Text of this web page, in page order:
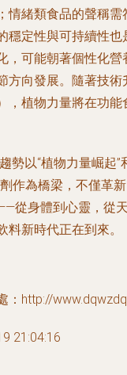
情緒類食品的聲稱
穩定性與可持續性
，可能朝著個性化
方向發展。隨著技
，植物力量將在功能
勢以“植物力量崛起”
作為橋梁，不僅革
從身體到心靈，從
新時代正在到來。
：http://
21:04:16